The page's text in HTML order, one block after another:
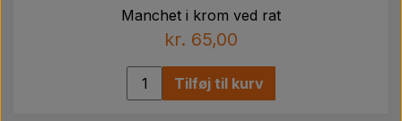
Manchet i krom ved rat
kr. 65,00
Tilføj til kurv